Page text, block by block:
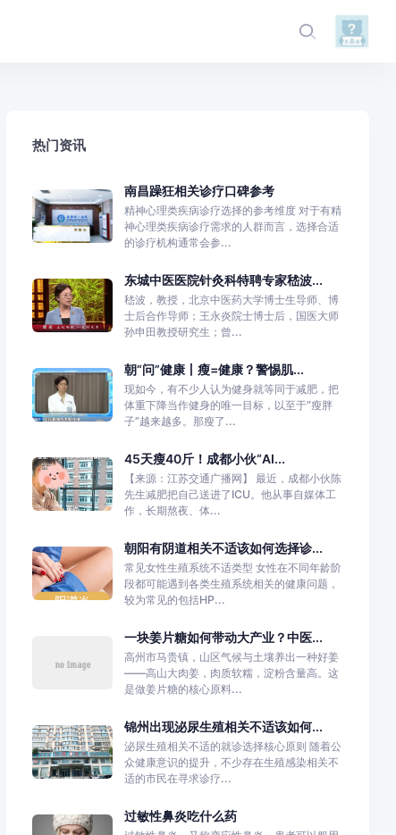
热门资讯
南昌躁狂相关诊疗口碑参考
精神心理类疾病诊疗选择的参考维度 对于有精
神心理类疾病诊疗需求的人群而言，选择合适
的诊疗机构通常会参...
东城中医医院针灸科特聘专家嵇波...
嵇波，教授，北京中医药大学博士生导师、博
士后合作导师；王永炎院士博士后，国医大师
孙申田教授研究生；曾...
朝“问”健康丨瘦=健康？警惕肌...
现如今，有不少人认为健身就等同于减肥，把
体重下降当作健身的唯一目标，以至于“瘦胖
子”越来越多。那瘦了...
45天瘦40斤！成都小伙“AI...
【来源：江苏交通广播网】 最近，成都小伙陈
先生减肥把自己送进了ICU。他从事自媒体工
作，长期熬夜、体...
朝阳有阴道相关不适该如何选择诊...
常见女性生殖系统不适类型 女性在不同年龄阶
段都可能遇到各类生殖系统相关的健康问题，
较为常见的包括HP...
一块姜片糖如何带动大产业？中医...
高州市马贵镇，山区气候与土壤养出一种好姜
——高山大肉姜，肉质软糯，淀粉含量高。这
是做姜片糖的核心原料...
锦州出现泌尿生殖相关不适该如何...
泌尿生殖相关不适的就诊选择核心原则 随着公
众健康意识的提升，不少存在生殖感染相关不
适的市民在寻求诊疗...
过敏性鼻炎吃什么药